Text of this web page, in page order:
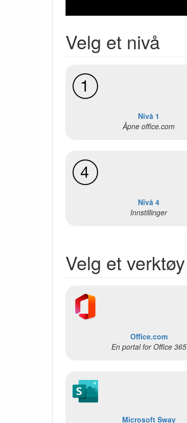
Velg et nivå
Nivå 1
Åpne office.com
Nivå 4
Innstillinger
Velg et verktøy
Office.com
En portal for Office 365
Microsoft Sway